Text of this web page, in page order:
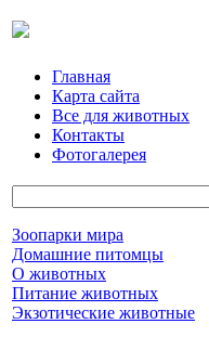
Главная
Карта сайта
Все для животных
Контакты
Фотогалерея
Зоопарки мира
Домашние питомцы
О животных
Питание животных
Экзотические животные